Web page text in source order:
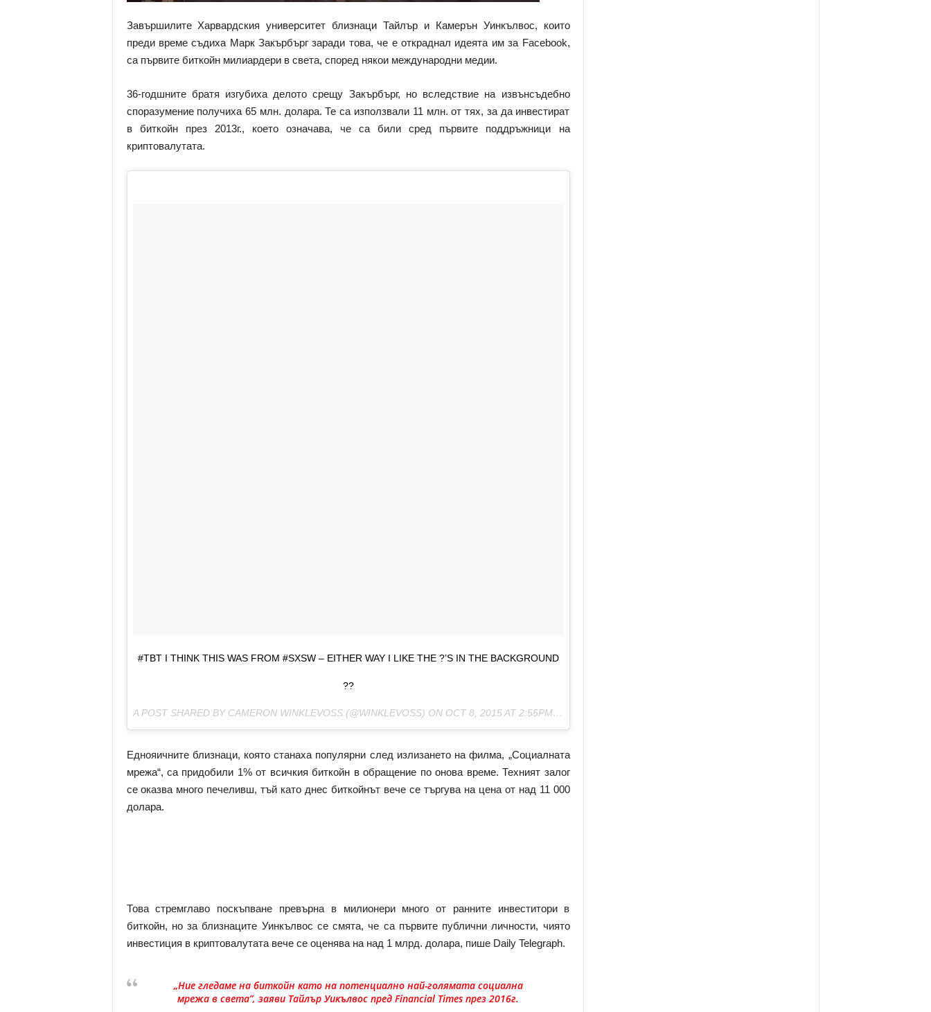
Завършилите Харвардския университет близнаци Тайлър и Камерън Уинкълвос, които
преди време съдиха Марк Закърбърг заради това, че е откраднал идеята им за Facebook,
са първите биткойн милиардери в света, според някои международни медии.
36-годшните братя изгубиха делото срещу Закърбърг, но вследствие на извънсъдебно
споразумение получиха 65 млн. долара. Те са използвали 11 млн. от тях, за да инвестират
в биткойн през 2013г., което означава, че са били сред първите поддръжници на
криптовалутата.
#TBT I THINK THIS WAS FROM #SXSW – EITHER WAY I LIKE THE ?’S IN THE BACKGROUND
??
A POST SHARED BY CAMERON WINKLEVOSS (@WINKLEVOSS) ON OCT 8, 2015 AT 2:55PM PDT
Еднояичните близнаци, която станаха популярни след излизането на филма, „Социалната
мрежа“, са придобили 1% от всичкия биткойн в обращение по онова време. Техният залог
се оказва много печеливш, тъй като днес биткойнът вече се търгува на цена от над 11 000
долара.
Това стремглаво поскъпване превърна в милионери много от ранните инвеститори в
биткойн, но за близнаците Уинкълвос се смята, че са първите публични личности, чиято
инвестиция в криптовалутата вече се оценява на над 1 млрд. долара, пише Daily Telegraph.
„Ние гледаме на биткойн като на потенциално най-голямата социална
мрежа в света”, заяви Тайлър Уикълвос пред Financial Times през 2016г.